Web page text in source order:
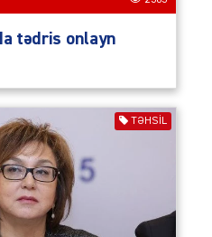
tədris onlayn
TƏHSIL